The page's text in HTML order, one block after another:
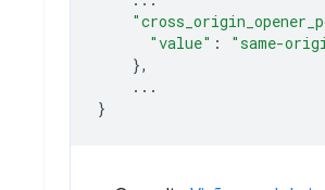
"value" :
"same-
},
...
}